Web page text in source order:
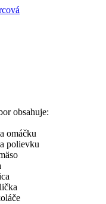
obsahuje:
omáčku
polievku